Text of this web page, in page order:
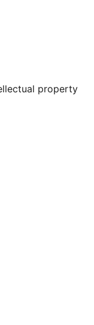
property